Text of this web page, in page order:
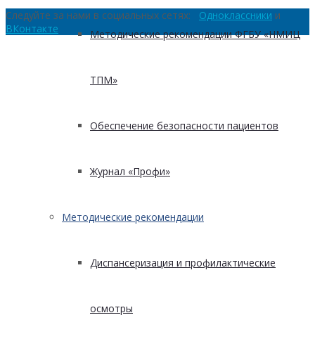
Методические рекомендации ФГБУ «НМИЦ
ТПМ»
Обеспечение безопасности пациентов
Журнал «Профи»
Методические рекомендации
Диспансеризация и профилактические
осмотры
Следуйте за нами в социальных сетях: Одноклассники и
ВКонтакте